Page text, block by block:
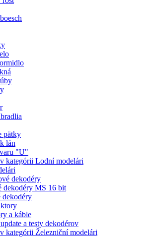
pätky
lán
"U"
kategórii Lodní modelári
dekodéry
dekodéry MS 16 bit
dekodéry
a káble
a testy dekodérov
kategórii Železniční modelári